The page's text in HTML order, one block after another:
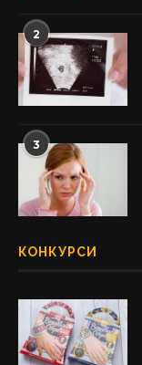
2
3
КОНКУРСИ